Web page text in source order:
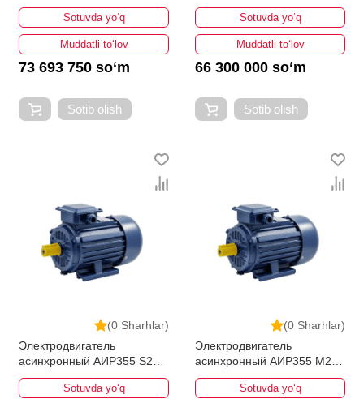
160кВт 3000об/мин
Sotuvda yo‘q
Muddatli to‘lov
73 693 750 so‘m
Sotib olish
200кВт 3000об/мин
Sotuvda yo‘q
Muddatli to‘lov
66 300 000 so‘m
Sotib olish
(0 Sharhlar)
Электродвигатель
асинхронный АИР355 S2
250кВт 3000об/мин
Sotuvda yo‘q
(0 Sharhlar)
Электродвигатель
асинхронный АИР355 M2
315кВт 3000об/мин
Sotuvda yo‘q